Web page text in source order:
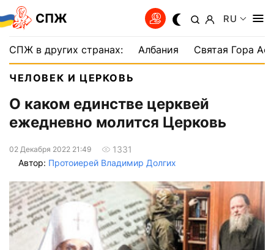
СПЖ RU
СПЖ в других странах: Албания Святая Гора
ЧЕЛОВЕК И ЦЕРКОВЬ
О каком единстве церквей
ежедневно молится Церковь
02 Декабря 2022 21:49
1331
Автор: Протоиерей Владимир Долгих